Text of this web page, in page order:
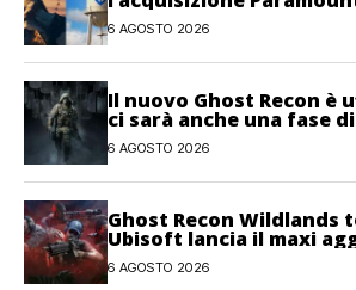
Discovery
6 AGOSTO 2026
Il nuovo Ghost Recon è
ci sarà anche una fase
6 AGOSTO 2026
Ghost Recon Wildlands
Ubisoft lancia il maxi
gratuito Last Rites
6 AGOSTO 2026